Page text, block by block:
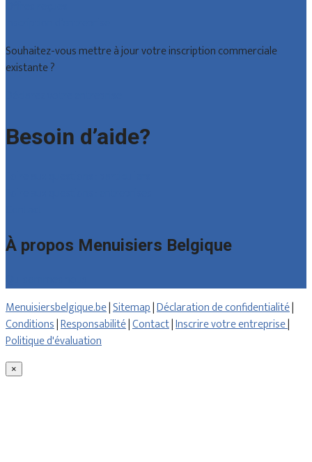
Souhaitez-vous mettre à jour votre inscription commerciale
existante ?
Besoin d’aide?
À propos Menuisiers Belgique
Menuisiersbelgique.be|Sitemap|Déclaration de confidentialité|
Conditions|Responsabilité|Contact|Inscrire votre entreprise|
Politique d'évaluation
×